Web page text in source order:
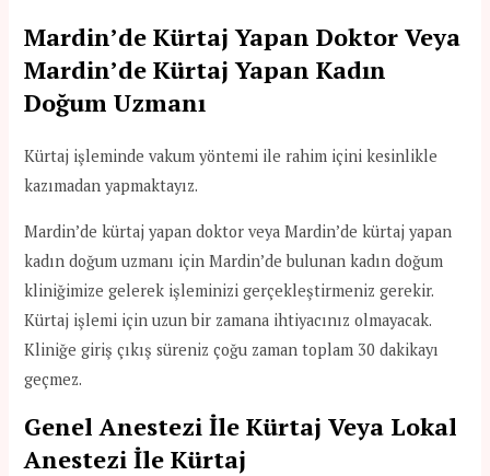
Mardin’de Kürtaj Yapan Doktor Veya
Mardin’de Kürtaj Yapan Kadın
Doğum Uzmanı
Kürtaj işleminde vakum yöntemi ile rahim içini kesinlikle
kazımadan yapmaktayız.
Mardin’de kürtaj yapan doktor veya Mardin’de kürtaj yapan
kadın doğum uzmanı için Mardin’de bulunan kadın doğum
kliniğimize gelerek işleminizi gerçekleştirmeniz gerekir.
Kürtaj işlemi için uzun bir zamana ihtiyacınız olmayacak.
Kliniğe giriş çıkış süreniz çoğu zaman toplam 30 dakikayı
geçmez.
Genel Anestezi İle Kürtaj Veya Lokal
Anestezi İle Kürtaj